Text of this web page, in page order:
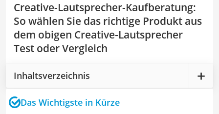
Creative-Lautsprecher-Kaufberatung:
So wählen Sie das richtige Produkt aus
dem obigen Creative-Lautsprecher
Test oder Vergleich
Inhaltsverzeichnis
Das Wichtigste in Kürze